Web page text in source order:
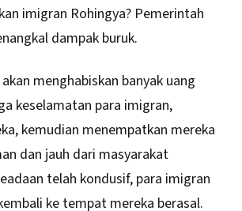
imigran Rohingya? Pemerintah
dampak buruk.
menghabiskan banyak uang
keselamatan para imigran,
kemudian menempatkan mereka
dan jauh dari masyarakat
telah kondusif, para imigran
ke tempat mereka berasal.